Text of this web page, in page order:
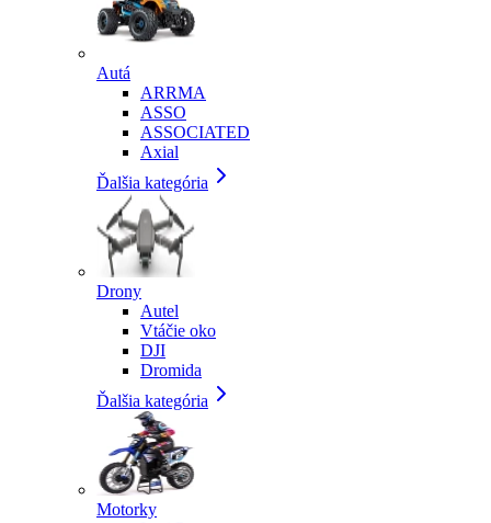
Autá
ARRMA
ASSO
ASSOCIATED
Axial
Ďalšia kategória
Drony
Autel
Vtáčie oko
DJI
Dromida
Ďalšia kategória
Motorky